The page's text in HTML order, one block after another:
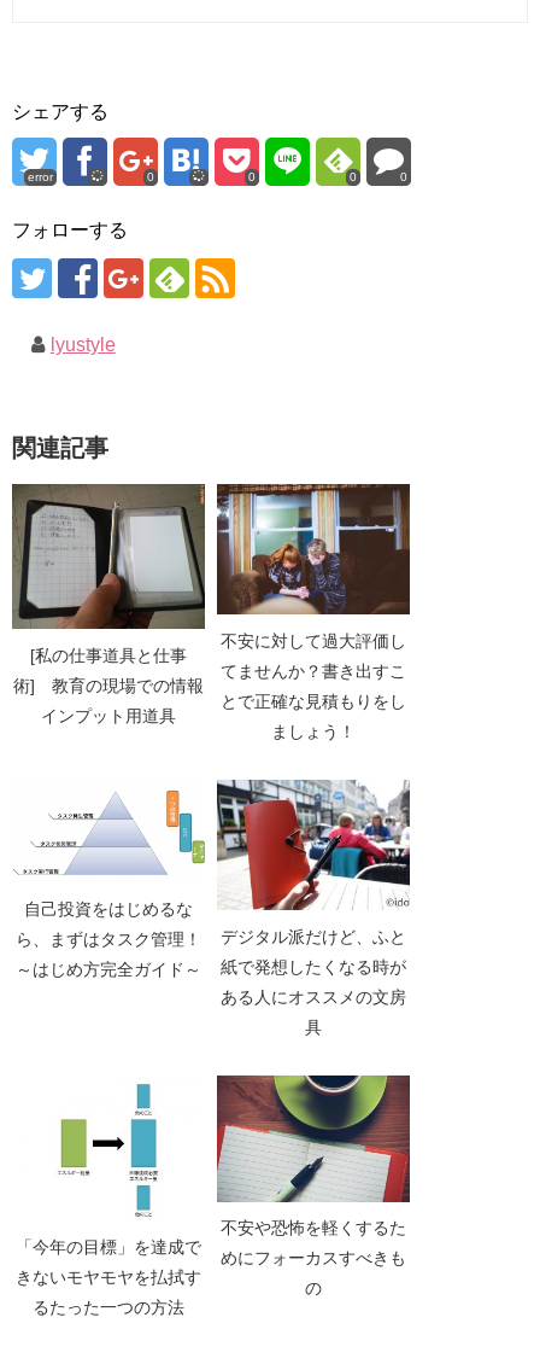
シェアする
error 0 0 0 0
フォローする
lyustyle
関連記事
[私の仕事道具と仕事
術] 教育の現場での情報
インプット用道具
不安に対して過大評価し
てませんか？書き出すこ
とで正確な見積もりをし
ましょう！
自己投資をはじめるな
ら、まずはタスク管理！
～はじめ方完全ガイド～
デジタル派だけど、ふと
紙で発想したくなる時が
ある人にオススメの文房
具
「今年の目標」を達成で
きないモヤモヤを払拭す
るたった一つの方法
不安や恐怖を軽くするた
めにフォーカスすべきも
の